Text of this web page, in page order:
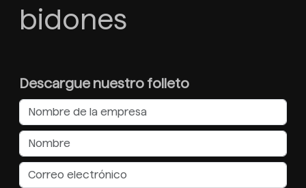
bidones
Descargue nuestro folleto